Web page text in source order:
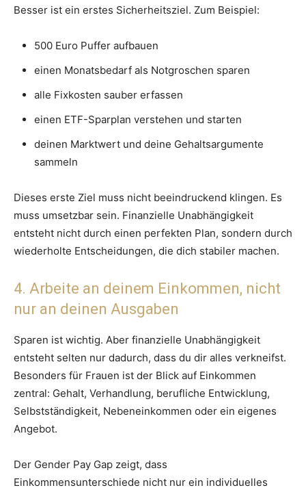
Besser ist ein erstes Sicherheitsziel. Zum Beispiel:
500 Euro Puffer aufbauen
einen Monatsbedarf als Notgroschen sparen
alle Fixkosten sauber erfassen
einen ETF-Sparplan verstehen und starten
deinen Marktwert und deine Gehaltsargumente
sammeln
Dieses erste Ziel muss nicht beeindruckend klingen. Es
muss umsetzbar sein. Finanzielle Unabhängigkeit
entsteht nicht durch einen perfekten Plan, sondern durch
wiederholte Entscheidungen, die dich stabiler machen.
4. Arbeite an deinem Einkommen, nicht
nur an deinen Ausgaben
Sparen ist wichtig. Aber finanzielle Unabhängigkeit
entsteht selten nur dadurch, dass du dir alles verkneifst.
Besonders für Frauen ist der Blick auf Einkommen
zentral: Gehalt, Verhandlung, berufliche Entwicklung,
Selbstständigkeit, Nebeneinkommen oder ein eigenes
Angebot.
Der Gender Pay Gap zeigt, dass
Einkommensunterschiede nicht nur ein individuelles